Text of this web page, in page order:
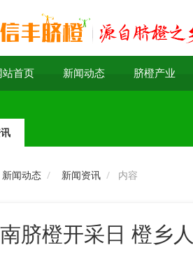
站首页 新闻动态 脐橙产业
新闻动态 新闻资讯 内容
脐橙开采日 橙乡